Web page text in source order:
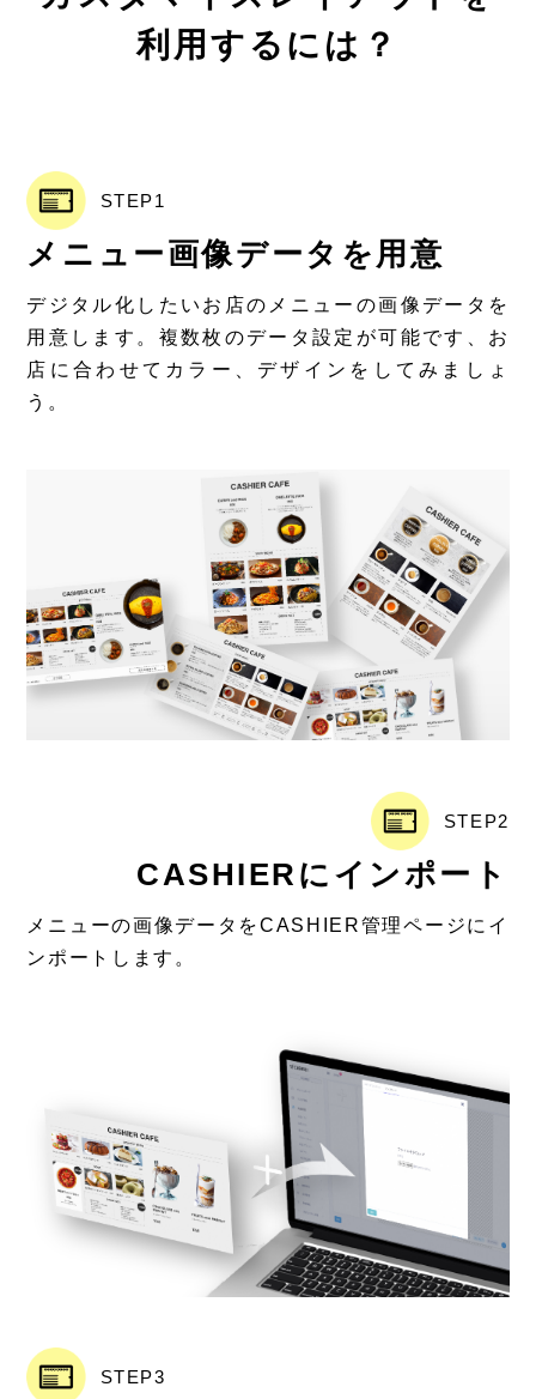
利用するには？
STEP1
メニュー画像データを用意
デジタル化したいお店のメニューの画像データを
用意します。複数枚のデータ設定が可能です、お
店に合わせてカラー、デザインをしてみましょ
う。
STEP2
CASHIERにインポート
メニューの画像データをCASHIER管理ページにイ
ンポートします。
STEP3